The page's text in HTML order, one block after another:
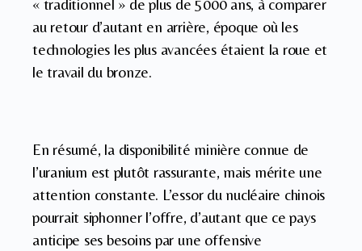
« traditionnel » de plus de 5000 ans, à comparer
au retour d’autant en arrière, époque où les
technologies les plus avancées étaient la roue et
le travail du bronze.
En résumé, la disponibilité minière connue de
l’uranium est plutôt rassurante, mais mérite une
attention constante. L’essor du nucléaire chinois
pourrait siphonner l’offre, d’autant que ce pays
anticipe ses besoins par une offensive